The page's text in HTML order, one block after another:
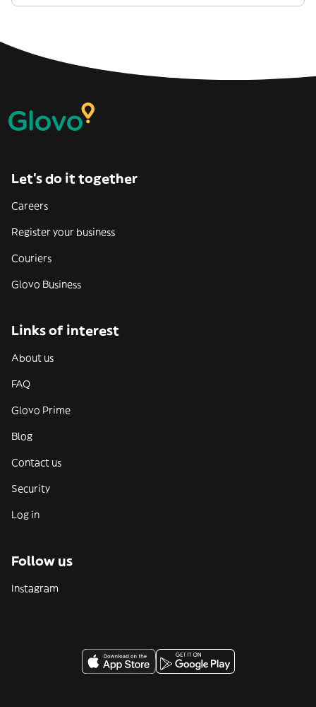
Let’s do it together
Careers
Register your business
Couriers
Glovo Business
Links of interest
About us
FAQ
Glovo Prime
Blog
Contact us
Security
Log in
Follow us
Instagram